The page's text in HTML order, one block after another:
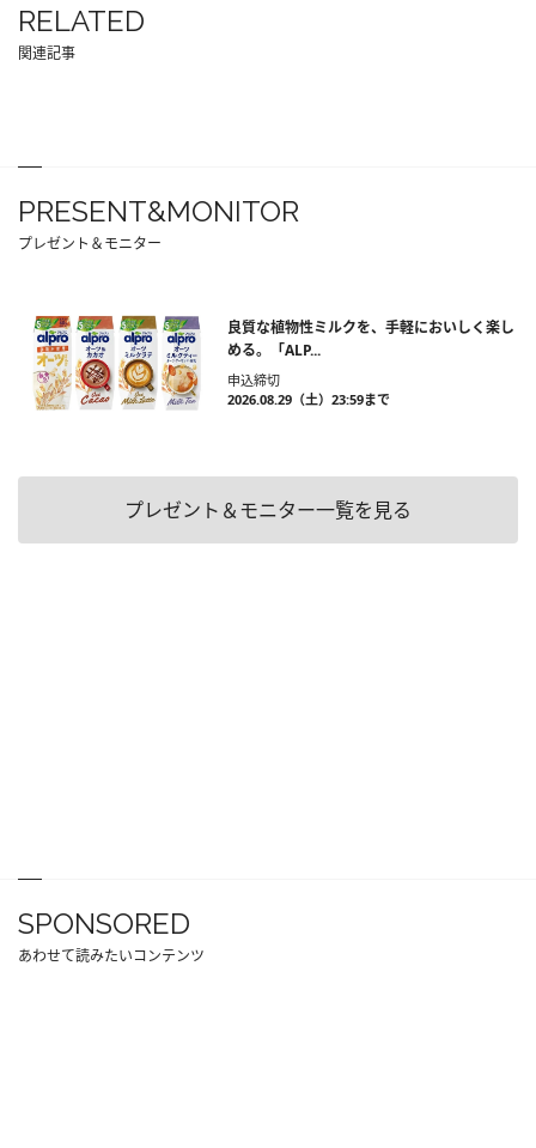
RELATED
関連記事
PRESENT&MONITOR
プレゼント＆モニター
良質な植物性ミルクを、手軽においしく楽し
める。「ALP...
申込締切
2026.08.29（土）23:59まで
プレゼント＆モニター一覧を見る
SPONSORED
あわせて読みたいコンテンツ